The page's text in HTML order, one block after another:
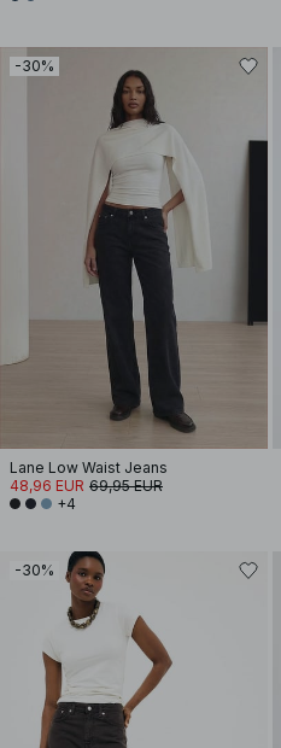
-30%
Lane Low Waist Jeans
48,96 EUR 69,95 EUR
+4
-30%